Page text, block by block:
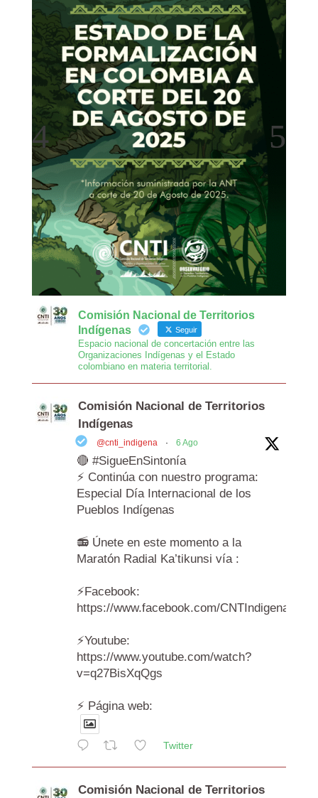
Comisión Nacional de Territorios
Indígenas
Seguir
Espacio nacional de concertación entre las
Organizaciones Indígenas y el Estado
colombiano en materia territorial.
Comisión Nacional de Territorios
Indígenas
@cnti_indigena · 6 Ago
🔴 #SigueEnSintonía
⚡️ Continúa con nuestro programa:
Especial Día Internacional de los
Pueblos Indígenas
📻 Únete en este momento a la
Maratón Radial Ka’tikunsi vía :
⚡️Facebook:
https://www.facebook.com/CNTIndigenas/
⚡️Youtube:
https://www.youtube.com/watch?
v=q27BisXqQgs
⚡️ Página web:
Twitter
Comisión Nacional de Territorios